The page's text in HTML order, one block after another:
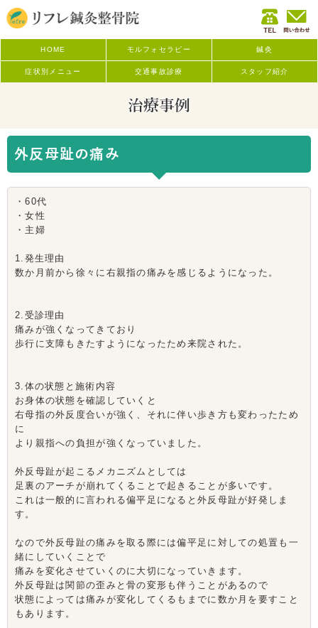
HOME モルフォセラピー 鍼灸
症状別メニュー 交通事故診療 スタッフ紹介
治療事例
外反母趾の痛み
・60代
・女性
・主婦
1.発生理由
数か月前から徐々に右親指の痛みを感じるようになった。
2.受診理由
痛みが強くなってきており
歩行に支障もきたすようになったため来院された。
3.体の状態と施術内容
お身体の状態を確認していくと
右母指の外反度合いが強く、それに伴い歩き方も変わったため
に
より親指への負担が強くなっていました。
外反母趾が起こるメカニズムとしては
足裏のアーチが崩れてくることで起きることが多いです。
これは一般的に言われる偏平足になると外反母趾が好発しま
す。
なので外反母趾の痛みを取る際には偏平足に対しての処置も一
緒にしていくことで
痛みを変化させていくのに大切になっていきます。
外反母趾は関節の歪みと骨の変形も伴うことがあるので
状態によっては痛みが変化してくるもまでに数か月を要すこと
もあります。